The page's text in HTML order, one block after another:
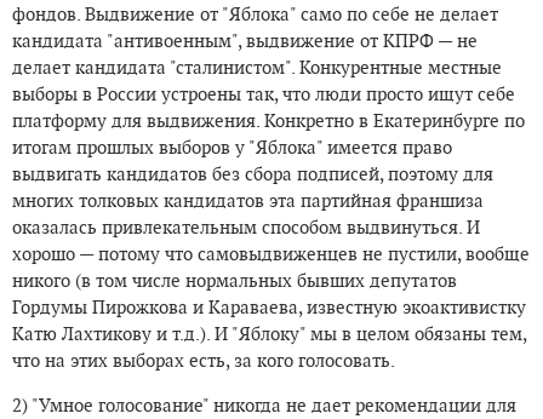
фондов. Выдвижение от "Яблока" само по себе не делает
кандидата "антивоенным", выдвижение от КПРФ — не
делает кандидата "сталинистом". Конкурентные местные
выборы в России устроены так, что люди просто ищут себе
платформу для выдвижения. Конкретно в Екатеринбурге по
итогам прошлых выборов у "Яблока" имеется право
выдвигать кандидатов без сбора подписей, поэтому для
многих толковых кандидатов эта партийная франшиза
оказалась привлекательным способом выдвинуться. И
хорошо — потому что самовыдвиженцев не пустили, вообще
никого (в том числе нормальных бывших депутатов
Гордумы Пирожкова и Караваева, известную экоактивистку
Катю Лахтикову и т.д.). И "Яблоку" мы в целом обязаны тем,
что на этих выборах есть, за кого голосовать.
2) "Умное голосование" никогда не дает рекомендации для